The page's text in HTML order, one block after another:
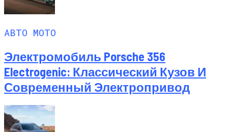
АВТО МОТО
Электромобиль Porsche 356
Electrogenic: Классический Кузов И
Современный Электропривод